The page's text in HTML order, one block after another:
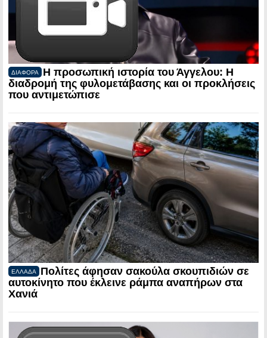
ΔΙΑΦΟΡΑ
Η προσωπική ιστορία του Άγγελου: Η
διαδρομή της φυλομετάβασης και οι προκλήσεις
που αντιμετώπισε
ΕΛΛΑΔΑ
Πολίτες άφησαν σακούλα σκουπιδιών σε
αυτοκίνητο που έκλεινε ράμπα αναπήρων στα
Χανιά